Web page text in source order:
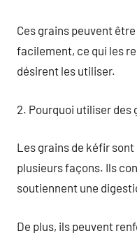
Ces grains peuvent
facilement, ce qui les
désirent les utiliser.
2. Pourquoi utiliser des
Les grains de kéfir
plusieurs façons. Ils
soutiennent une
De plus, ils peuvent